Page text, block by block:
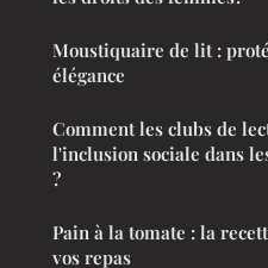
Moustiquaire de lit :
élégance
Comment les clubs de
l'inclusion sociale dans
?
Pain à la tomate : la
vos repas